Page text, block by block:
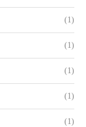
(1)
(1)
(1)
(1)
(1)